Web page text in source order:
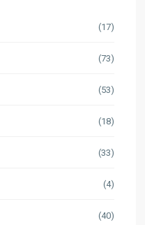
(17)
(73)
(53)
(18)
(33)
(4)
(40)